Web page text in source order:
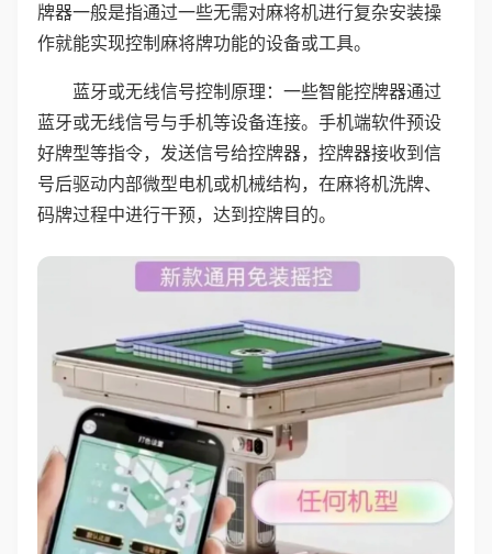
牌器一般是指通过一些无需对麻将机进行复杂安装操
作就能实现控制麻将牌功能的设备或工具。
蓝牙或无线信号控制原理：一些智能控牌器通过
蓝牙或无线信号与手机等设备连接。手机端软件预设
好牌型等指令，发送信号给控牌器，控牌器接收到信
号后驱动内部微型电机或机械结构，在麻将机洗牌、
码牌过程中进行干预，达到控牌目的。